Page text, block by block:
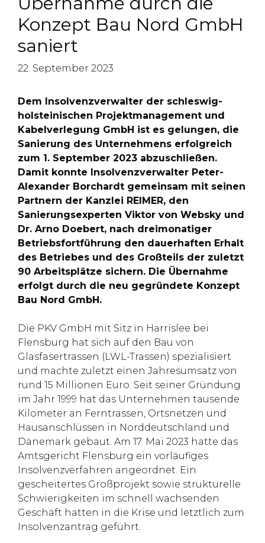
Konzept Bau Nord GmbH
saniert
22. September 2023
Dem Insolvenzverwalter der schleswig-
holsteinischen Projektmanagement und
Kabelverlegung GmbH ist es gelungen, die
Sanierung des Unternehmens erfolgreich
zum 1. September 2023 abzuschließen.
Damit konnte Insolvenzverwalter Peter-
Alexander Borchardt gemeinsam mit seinen
Partnern der Kanzlei REIMER, den
Sanierungsexperten Viktor von Websky und
Dr. Arno Doebert, nach dreimonatiger
Betriebsfortführung den dauerhaften Erhalt
des Betriebes und des Großteils der zuletzt
90 Arbeitsplätze sichern. Die Übernahme
erfolgt durch die neu gegründete Konzept
Bau Nord GmbH.
Die PKV GmbH mit Sitz in Harrislee bei
Flensburg hat sich auf den Bau von
Glasfasertrassen (LWL-Trassen) spezialisiert
und machte zuletzt einen Jahresumsatz von
rund 15 Millionen Euro. Seit seiner Gründung
im Jahr 1999 hat das Unternehmen tausende
Kilometer an Ferntrassen, Ortsnetzen und
Hausanschlüssen in Norddeutschland und
Dänemark gebaut. Am 17. Mai 2023 hatte das
Amtsgericht Flensburg ein vorläufiges
Insolvenzverfahren angeordnet. Ein
gescheitertes Großprojekt sowie strukturelle
Schwierigkeiten im schnell wachsenden
Geschäft hatten in die Krise und letztlich zum
Insolvenzantrag geführt.